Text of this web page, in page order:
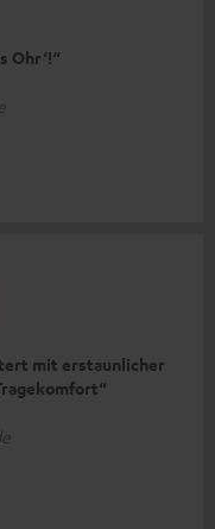
Ohr‘!“
mit erstaunlicher